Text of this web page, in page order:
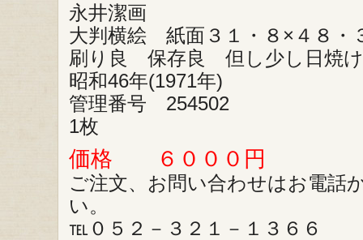
永井潔画
大判横絵 紙面３１・８×４８・
刷り良 保存良 但し少し日焼け
昭和46年(1971年)
管理番号 254502
1枚
価格 ６０００円
ご注文、お問い合わせはお電話
い。
℡０５２－３２１－１３６６